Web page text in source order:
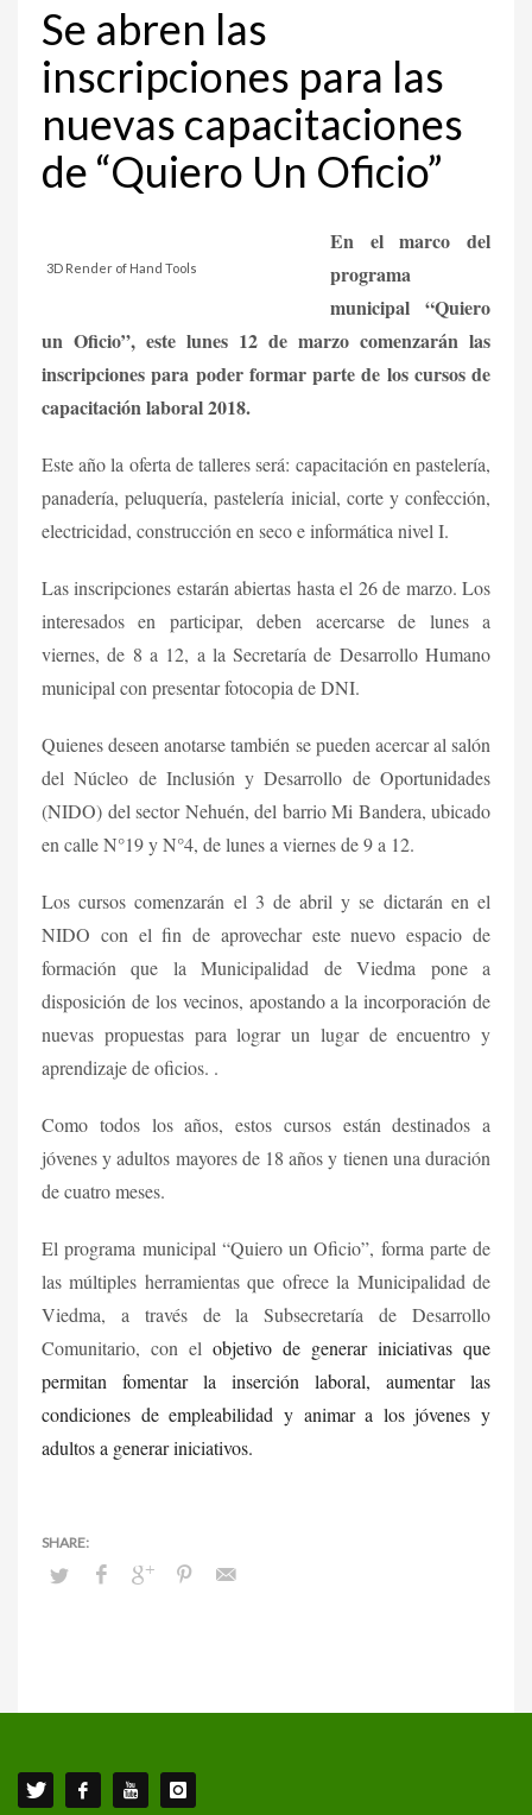
Se abren las
inscripciones para las
nuevas capacitaciones
de “Quiero Un Oficio”
3D Render of Hand Tools
En el marco del
programa
municipal “Quiero
un Oficio”, este lunes 12 de marzo comenzarán las
inscripciones para poder formar parte de los cursos de
capacitación laboral 2018.
Este año la oferta de talleres será: capacitación en pastelería,
panadería, peluquería, pastelería inicial, corte y confección,
electricidad, construcción en seco e informática nivel I.
Las inscripciones estarán abiertas hasta el 26 de marzo. Los
interesados en participar, deben acercarse de lunes a
viernes, de 8 a 12, a la Secretaría de Desarrollo Humano
municipal con presentar fotocopia de DNI.
Quienes deseen anotarse también se pueden acercar al salón
del Núcleo de Inclusión y Desarrollo de Oportunidades
(NIDO) del sector Nehuén, del barrio Mi Bandera, ubicado
en calle N°19 y N°4, de lunes a viernes de 9 a 12.
Los cursos comenzarán el 3 de abril y se dictarán en el
NIDO con el fin de aprovechar este nuevo espacio de
formación que la Municipalidad de Viedma pone a
disposición de los vecinos, apostando a la incorporación de
nuevas propuestas para lograr un lugar de encuentro y
aprendizaje de oficios. .
Como todos los años, estos cursos están destinados a
jóvenes y adultos mayores de 18 años y tienen una duración
de cuatro meses.
El programa municipal “Quiero un Oficio”, forma parte de
las múltiples herramientas que ofrece la Municipalidad de
Viedma, a través de la Subsecretaría de Desarrollo
Comunitario, con el objetivo de generar iniciativas que
permitan fomentar la inserción laboral, aumentar las
condiciones de empleabilidad y animar a los jóvenes y
adultos a generar iniciativos.